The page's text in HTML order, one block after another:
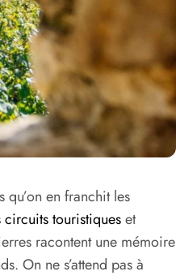
en franchit les
circuits touristiqueset
racontent une mémoire
On ne s’attend pas à